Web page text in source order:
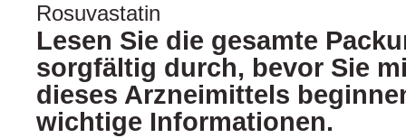
Rosuvastatin
Lesen Sie die gesamte
sorgfältig durch, bevor Sie
dieses Arzneimittels
wichtige Informationen.